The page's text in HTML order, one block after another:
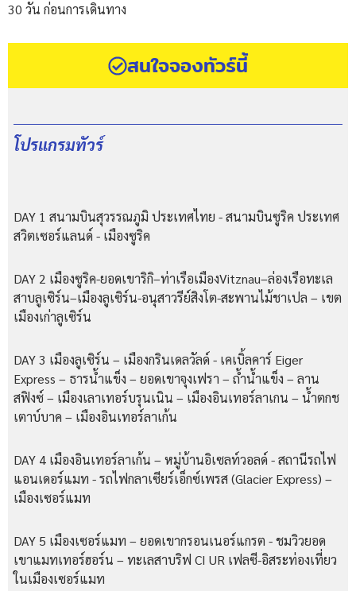
30 วัน ก่อนการเดินทาง
สนใจจองทัวร์นี้
โปรแกรมทัวร์
DAY 1 สนามบินสุวรรณภูมิ ประเทศไทย - สนามบินซูริค ประเทศ
สวิตเซอร์แลนด์ - เมืองซูริค
DAY 2 เมืองซูริค-ยอดเขาริกิ–ท่าเรือเมืองVitznau–ล่องเรือทะเล
สาบลูเซิร์น–เมืองลูเซิร์น-อนุสาวรีย์สิงโต-สะพานไม้ชาเปล – เขต
เมืองเก่าลูเซิร์น
DAY 3 เมืองลูเซิร์น – เมืองกรินเดลวัลด์ - เคเบิ้ลคาร์ Eiger
Express – ธารน้ำแข็ง – ยอดเขาจุงเฟรา – ถ้ำน้ำแข็ง – ลาน
สฟิงซ์– เมืองเลาเทอร์บรุนเนิน – เมืองอินเทอร์ลาเกน – น้ำตกช
เตาบ์บาค – เมืองอินเทอร์ลาเก้น
DAY 4 เมืองอินเทอร์ลาเก้น – หมู่บ้านอิเซลท์วอลด์ - สถานีรถไฟ
แอนเดอร์แมท - รถไฟกลาเซียร์เอ็กซ์เพรส (Glacier Express) –
เมืองเซอร์แมท
DAY 5 เมืองเซอร์แมท – ยอดเขากรอนเนอร์แกรต - ชมวิวยอด
เขาแมทเทอร์ฮอร์น – ทะเลสาบริฟ CI UR เฟลซี-อิสระท่องเที่ยว
ในเมืองเซอร์แมท